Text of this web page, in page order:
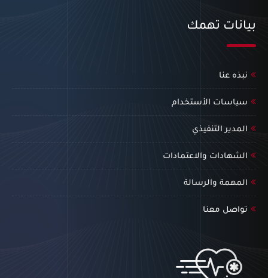
بيانات تهمك
نبذه عنا
سياسات الأستخدام
المدير التنفيذي
الشهادات والاعتمادات
المهمة والرسالة
تواصل معنا